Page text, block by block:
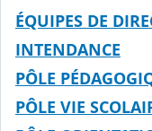
ÉQUIPES DE
INTENDANCE
PÔLE
PÔLE VIE